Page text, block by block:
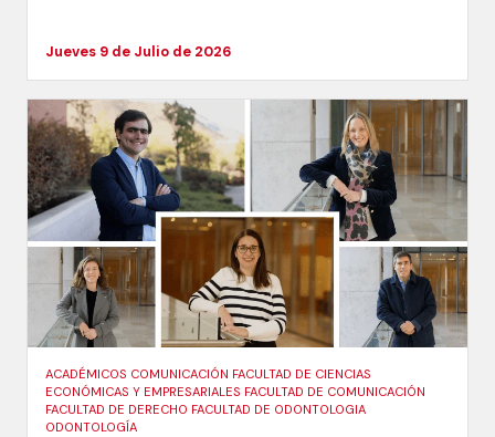
Jueves 9 de Julio de 2026
ACADÉMICOS COMUNICACIÓN FACULTAD DE CIENCIAS
ECONÓMICAS Y EMPRESARIALES FACULTAD DE COMUNICACIÓN
FACULTAD DE DERECHO FACULTAD DE ODONTOLOGIA
ODONTOLOGÍA